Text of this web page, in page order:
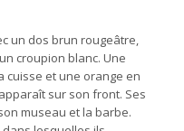
un dos brun rougeâtre,
croupion blanc. Une
cuisse et une orange en
sur son front. Ses
museau et la barbe.